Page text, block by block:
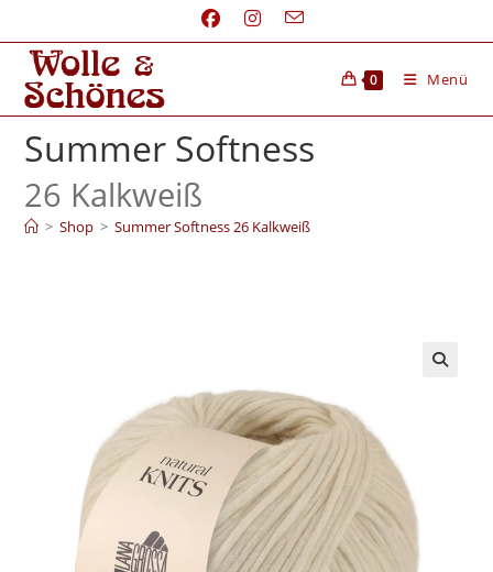
0 Menü
Summer Softness
26 Kalkweiß
> Shop > Summer Softness 26 Kalkweiß